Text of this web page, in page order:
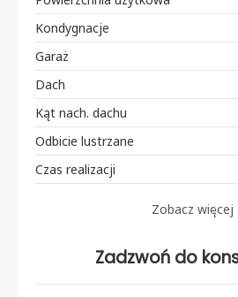
Kondygnacje
Garaż
Dach
Kąt nach. dachu
Odbicie lustrzane
Czas realizacji
Zobacz więcej
Zadzwoń do